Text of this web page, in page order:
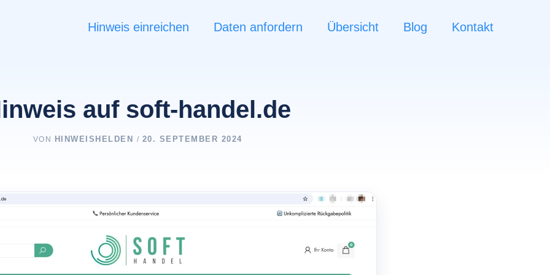
Hinweis einreichen Daten anfordern Übersicht Blog Kontakt
auf soft-handel.de
VON HINWEISHELDEN / 20. SEPTEMBER 2024